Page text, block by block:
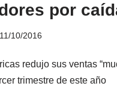
por
11/10/2016
redujo sus ventas
trimestre de este año